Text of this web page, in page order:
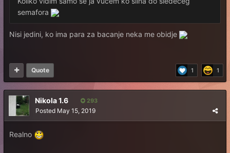
semafora
Nisi jedini, ko ima para za bacanje neka me obidje
1 1
Quote
Nikola 1.6 293
Posted May 15, 2019
Realno